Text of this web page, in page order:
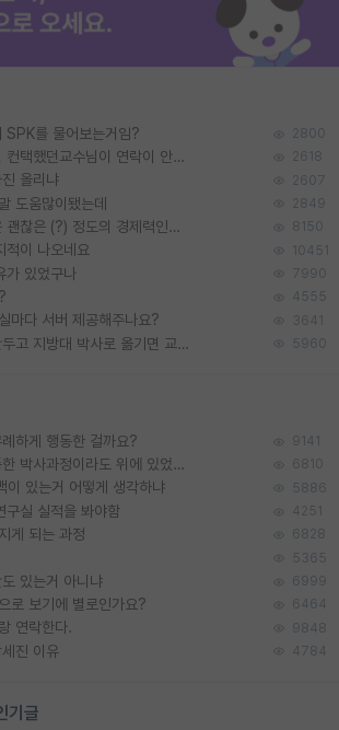
SPK를 물어보는거임? 2800
석박사 과정 합격하고, 컨택했던교수님이 연락이 안됩니다... 2618
올리냐 2607
도움많이됐는데 2849
박사진학하기에 2억은 괜찮은 (?) 정도의 경제력인가요 8150
적이 나오네요 10451
가 있었구나 7990
4555
마다 서버 제공해주나요? 3641
SSH 박사과정을 그만두고 지방대 박사로 옮기면 교수의 꿈은 끝일까요? 5960
하게 행동한 걸까요? 9141
진짜 제발 적당히 똑똑한 박사과정이라도 위에 있었으면.. 6810
이 있는거 어떻게 생각하냐 5886
구실 실적을 봐야함 4251
게 되는 과정 6828
5365
있는거 아니냐 6999
로 보기에 별로인가요? 6464
연락한다. 9848
진 이유 4784
기글